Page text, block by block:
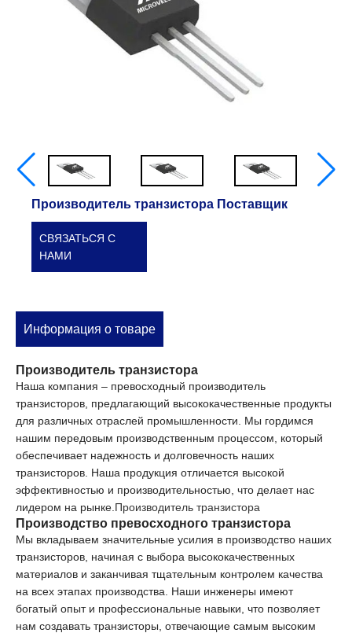
Производитель транзистора Поставщик
СВЯЗАТЬСЯ С
НАМИ
Информация о товаре
Производитель транзистора
Наша компания – превосходный производитель
транзисторов, предлагающий высококачественные продукты
для различных отраслей промышленности. Мы гордимся
нашим передовым производственным процессом, который
обеспечивает надежность и долговечность наших
транзисторов. Наша продукция отличается высокой
эффективностью и производительностью, что делает нас
лидером на рынке. Производитель транзистора
Производство превосходного транзистора
Мы вкладываем значительные усилия в производство наших
транзисторов, начиная с выбора высококачественных
материалов и заканчивая тщательным контролем качества
на всех этапах производства. Наши инженеры имеют
богатый опыт и профессиональные навыки, что позволяет
нам создавать транзисторы, отвечающие самым высоким